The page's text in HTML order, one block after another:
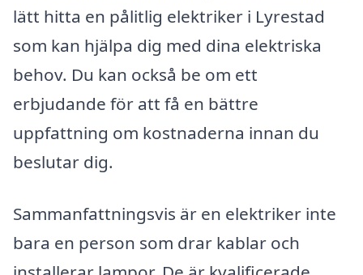
lätt hitta en pålitlig elektriker i Lyrestad
som kan hjälpa dig med dina elektriska
behov. Du kan också be om ett
erbjudande för att få en bättre
uppfattning om kostnaderna innan du
beslutar dig.
Sammanfattningsvis är en elektriker inte
bara en person som drar kablar och